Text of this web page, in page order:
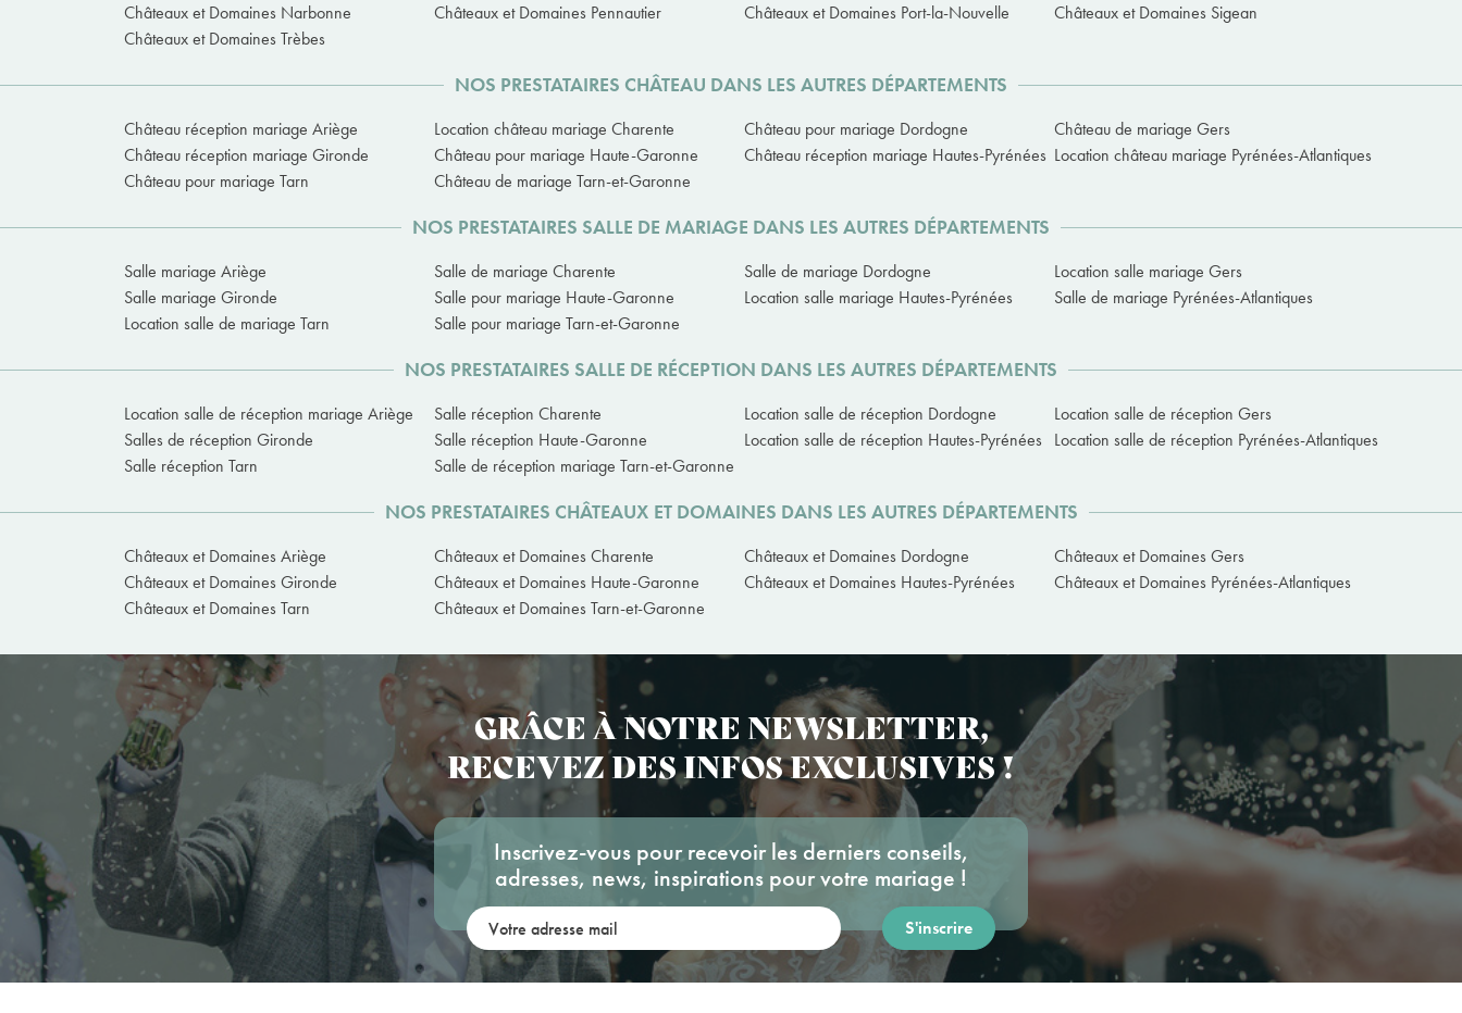
Châteaux et Domaines Narbonne
Châteaux et Domaines Pennautier Châteaux et Domaines Port-la-Nouvelle
Châteaux et Domaines Sigean
Châteaux et Domaines Trèbes
NOS PRESTATAIRES CHÂTEAU DANS LES AUTRES DÉPARTEMENTS
Château réception mariage Ariège Location château mariage Charente Château pour mariage Dordogne
Château de mariage Gers
Château réception mariage Gironde
Château pour mariage Haute-Garonne Château réception mariage Hautes-Pyrénées Location château mariage Pyrénées-Atlantiques
Château pour mariage Tarn
Château de mariage Tarn-et-Garonne
NOS PRESTATAIRES SALLE DE MARIAGE DANS LES AUTRES DÉPARTEMENTS
Salle mariage Ariège Salle de mariage Charente Salle de mariage Dordogne
Location salle mariage Gers
Salle mariage Gironde
Salle pour mariage Haute-Garonne Location salle mariage Hautes-Pyrénées
Salle de mariage Pyrénées-Atlantiques
Location salle de mariage Tarn
Salle pour mariage Tarn-et-Garonne
NOS PRESTATAIRES SALLE DE RÉCEPTION DANS LES AUTRES DÉPARTEMENTS
Location salle de réception mariage Ariège Salle réception Charente Location salle de réception Dordogne
Location salle de réception Gers
Salles de réception Gironde
Salle réception Haute-Garonne Location salle de réception Hautes-Pyrénées
Location salle de réception Pyrénées-Atlantiques
Salle réception Tarn
Salle de réception mariage Tarn-et-Garonne
NOS PRESTATAIRES CHÂTEAUX ET DOMAINES DANS LES AUTRES DÉPARTEMENTS
Châteaux et Domaines Ariège Châteaux et Domaines Charente Châteaux et Domaines Dordogne
Châteaux et Domaines Gers
Châteaux et Domaines Gironde
Châteaux et Domaines Haute-Garonne Châteaux et Domaines Hautes-Pyrénées
Châteaux et Domaines Pyrénées-Atlantiques
Châteaux et Domaines Tarn
Châteaux et Domaines Tarn-et-Garonne
GRÂCE À NOTRE NEWSLETTER,
RECEVEZ DES INFOS EXCLUSIVES !
Inscrivez-vous pour recevoir les derniers conseils,
adresses, news, inspirations pour votre mariage !
Votre adresse mail: